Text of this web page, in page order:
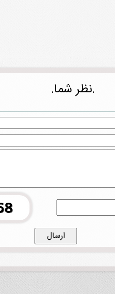
.نظر شما.